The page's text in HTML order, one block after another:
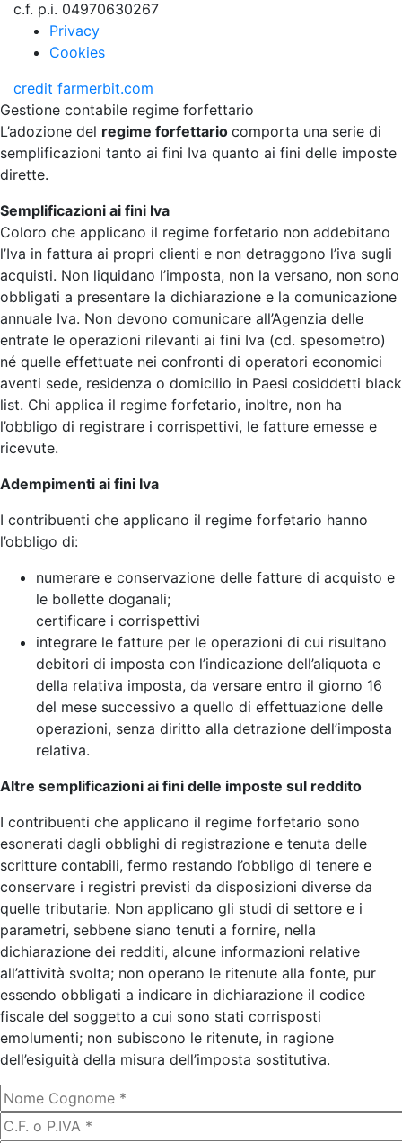
c.f. p.i. 04970630267
Privacy
Cookies
credit farmerbit.com
Gestione contabile regime forfettario
L’adozione del regime forfettario comporta una serie di
semplificazioni tanto ai fini Iva quanto ai fini delle imposte
dirette.
Semplificazioni ai fini Iva
Coloro che applicano il regime forfetario non addebitano
l’Iva in fattura ai propri clienti e non detraggono l’iva sugli
acquisti. Non liquidano l’imposta, non la versano, non sono
obbligati a presentare la dichiarazione e la comunicazione
annuale Iva. Non devono comunicare all’Agenzia delle
entrate le operazioni rilevanti ai fini Iva (cd. spesometro)
né quelle effettuate nei confronti di operatori economici
aventi sede, residenza o domicilio in Paesi cosiddetti black
list. Chi applica il regime forfetario, inoltre, non ha
l’obbligo di registrare i corrispettivi, le fatture emesse e
ricevute.
Adempimenti ai fini Iva
I contribuenti che applicano il regime forfetario hanno
l’obbligo di:
numerare e conservazione delle fatture di acquisto e
le bollette doganali;
certificare i corrispettivi
integrare le fatture per le operazioni di cui risultano
debitori di imposta con l’indicazione dell’aliquota e
della relativa imposta, da versare entro il giorno 16
del mese successivo a quello di effettuazione delle
operazioni, senza diritto alla detrazione dell’imposta
relativa.
Altre semplificazioni ai fini delle imposte sul reddito
I contribuenti che applicano il regime forfetario sono
esonerati dagli obblighi di registrazione e tenuta delle
scritture contabili, fermo restando l’obbligo di tenere e
conservare i registri previsti da disposizioni diverse da
quelle tributarie. Non applicano gli studi di settore e i
parametri, sebbene siano tenuti a fornire, nella
dichiarazione dei redditi, alcune informazioni relative
all’attività svolta; non operano le ritenute alla fonte, pur
essendo obbligati a indicare in dichiarazione il codice
fiscale del soggetto a cui sono stati corrisposti
emolumenti; non subiscono le ritenute, in ragione
dell’esiguità della misura dell’imposta sostitutiva.